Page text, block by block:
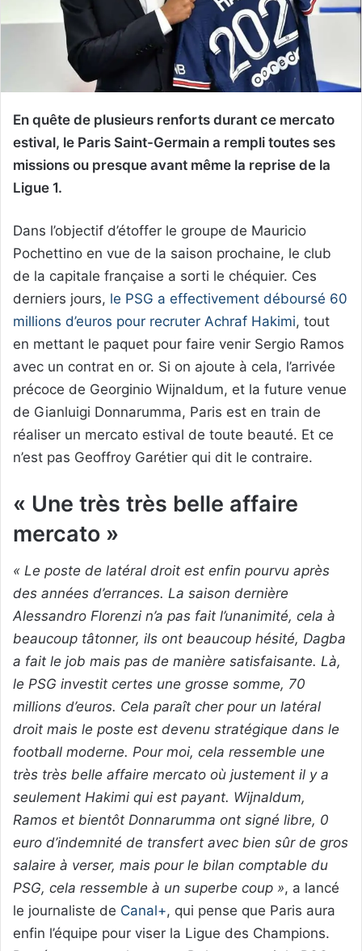
En quête de plusieurs renforts durant ce mercato
estival, le Paris Saint-Germain a rempli toutes ses
missions ou presque avant même la reprise de la
Ligue 1.
Dans l’objectif d’étoffer le groupe de Mauricio
Pochettino en vue de la saison prochaine, le club
de la capitale française a sorti le chéquier. Ces
derniers jours, le PSG a effectivement déboursé 60
millions d’euros pour recruter Achraf Hakimi, tout
en mettant le paquet pour faire venir Sergio Ramos
avec un contrat en or. Si on ajoute à cela, l’arrivée
précoce de Georginio Wijnaldum, et la future venue
de Gianluigi Donnarumma, Paris est en train de
réaliser un mercato estival de toute beauté. Et ce
n’est pas Geoffroy Garétier qui dit le contraire.
« Une très très belle affaire
mercato »
« Le poste de latéral droit est enfin pourvu après
des années d’errances. La saison dernière
Alessandro Florenzi n’a pas fait l’unanimité, cela à
beaucoup tâtonner, ils ont beaucoup hésité, Dagba
a fait le job mais pas de manière satisfaisante. Là,
le PSG investit certes une grosse somme, 70
millions d’euros. Cela paraît cher pour un latéral
droit mais le poste est devenu stratégique dans le
football moderne. Pour moi, cela ressemble une
très très belle affaire mercato où justement il y a
seulement Hakimi qui est payant. Wijnaldum,
Ramos et bientôt Donnarumma ont signé libre, 0
euro d’indemnité de transfert avec bien sûr de gros
salaire à verser, mais pour le bilan comptable du
PSG, cela ressemble à un superbe coup », a lancé
le journaliste de Canal+, qui pense que Paris aura
enfin l’équipe pour viser la Ligue des Champions.